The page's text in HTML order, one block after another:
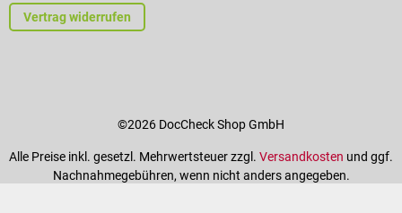
Vertrag widerrufen
©2026 DocCheck Shop GmbH
Alle Preise inkl. gesetzl. Mehrwertsteuer zzgl. Versandkosten und ggf.
Nachnahmegebühren, wenn nicht anders angegeben.